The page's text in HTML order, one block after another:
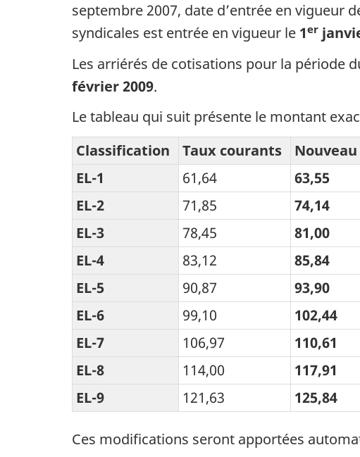
septembre 2007, date d’entrée en vigueur
syndicales est entrée en vigueur le 1er
Les arriérés de cotisations pour la période
février 2009.
Le tableau qui suit présente le montant
Classification
Taux courants
EL-1
61,64 63,55
EL-2
71,85 74,14
EL-3
78,45 81,00
EL-4
83,12 85,84
EL-5
90,87 93,90
EL-6
99,10 102,44
EL-7
106,97 110,61
EL-8
114,00 117,91
EL-9
121,63 125,84
Ces modifications seront apportées